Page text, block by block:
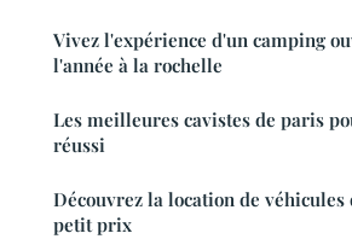
Vivez l'expérience d'un camping
l'année à la rochelle
Les meilleures cavistes de paris
réussi
Découvrez la location de
petit prix